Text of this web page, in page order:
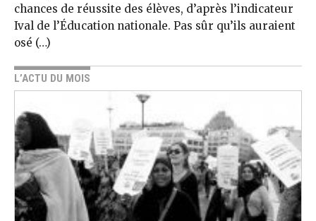
chances de réussite des élèves, d’après l’indicateur
Ival de l’Éducation nationale. Pas sûr qu’ils auraient
osé (…)
L’ACTU DU MOIS